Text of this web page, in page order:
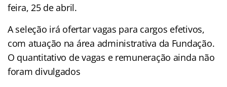
feira, 25 de abril.
A seleção irá ofertar vagas para cargos efetivos,
com atuação na área administrativa da Fundação.
O quantitativo de vagas e remuneração ainda não
foram divulgados